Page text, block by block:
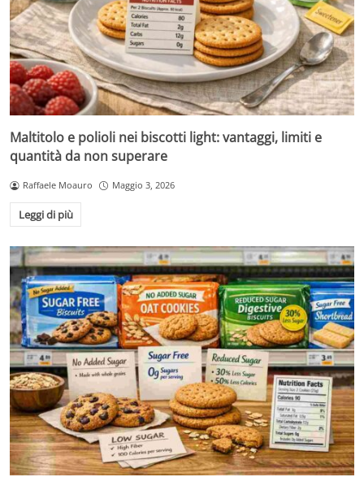
Maltitolo e polioli nei biscotti light: vantaggi, limiti e
quantità da non superare
Raffaele Moauro Maggio 3, 2026
Leggi di più